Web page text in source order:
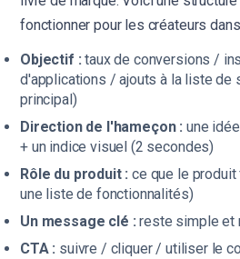
fonctionner pour les créateurs
Objectif : taux de conversions /
d'applications / ajouts à la liste de
principal)
Direction de l'hameçon : une
+ un indice visuel (2 secondes)
Rôle du produit : ce que le
une liste de fonctionnalités)
Un message clé : reste simple et
CTA : suivre / cliquer / utiliser le